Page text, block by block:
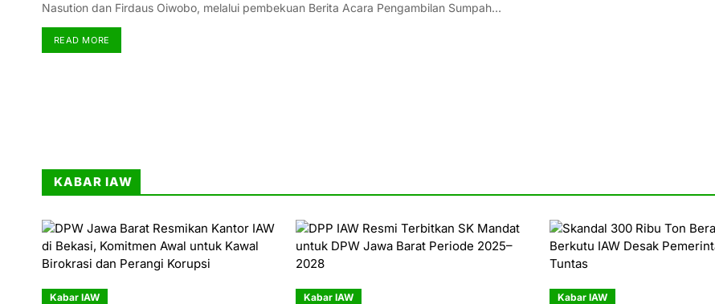
Nasution dan Firdaus Oiwobo, melalui pembekuan Berita Acara Pengambilan Sumpah…
READ MORE
KABAR IAW
Kabar IAW Kabar IAW Kabar IAW